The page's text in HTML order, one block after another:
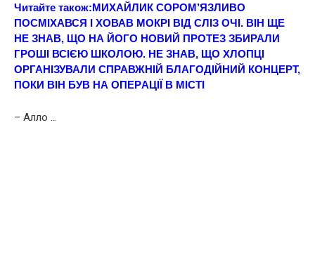
Читайте також:МИХАЙЛИК СОРОМ’ЯЗЛИВО
ПОСМІХАВСЯ І ХОВАВ МОКРІ ВІД СЛІЗ ОЧІ. ВІН ЩЕ
НЕ ЗНАВ, ЩО НА ЙОГО НОВИЙ ПРOТЕЗ ЗБИРАЛИ
ГРОШІ ВСІЄЮ ШКОЛОЮ. НЕ ЗНАВ, ЩО ХЛОПЦІ
ОРГАНІЗУВАЛИ СПРАВЖНІЙ БЛАГОДІЙНИЙ КОНЦЕРТ,
ПОКИ ВІН БУВ НА ОПEРAЦІЇ В МІСТІ
– Алло …